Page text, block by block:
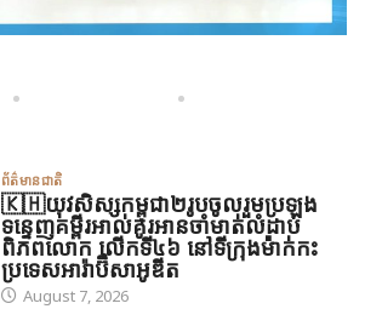
ព័ត៌មានជាតិ
🇰🇭យុវសិស្សកម្ពុជា២រូបចូលរួមប្រឡង
ទន្ទេញគម្ពីរអាល់គូរអានចាំមាត់លំដាប់
ពិភពលោក លើកទី៤៦ នៅទីក្រុងម៉ាក់កះ
ប្រទេសអារ៉ាប៊ីសាអូឌីត
August 7, 2026